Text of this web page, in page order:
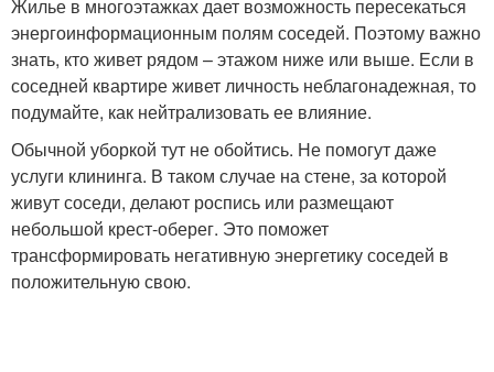
Жилье в многоэтажках дает возможность пересекаться
энергоинформационным полям соседей. Поэтому важно
знать, кто живет рядом – этажом ниже или выше. Если в
соседней квартире живет личность неблагонадежная, то
подумайте, как нейтрализовать ее влияние.
Обычной уборкой тут не обойтись. Не помогут даже
услуги клининга. В таком случае на стене, за которой
живут соседи, делают роспись или размещают
небольшой крест-оберег. Это поможет
трансформировать негативную энергетику соседей в
положительную свою.